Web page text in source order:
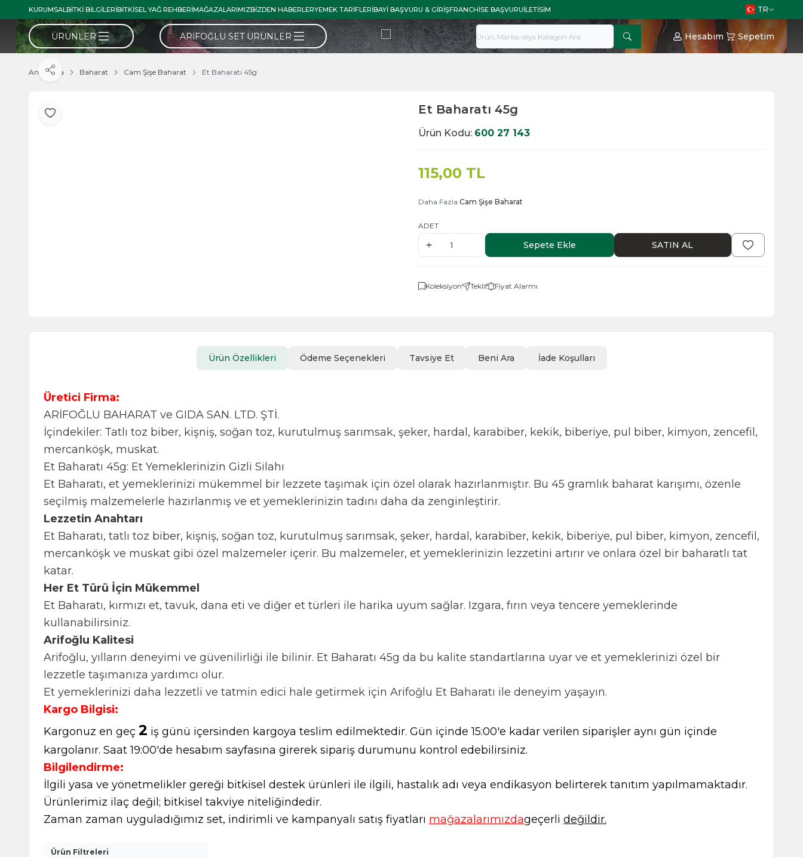
KURUMSALBITKI BILGILERIBITKISEL YAĞ REHBERIMAĞAZALARIMIZBIZDEN HABERLERYEMEK TARIFLERIBAYI BAŞVURU & GIRIŞFRANCHISE BAŞVURUİLETISIM TR
ÜRÜNLER ARIFOĞLU SET ÜRÜNLER Hesabım Sepetim
Ana Sayfa Baharat Cam Şişe Baharat Et Baharatı 45g
Favoriye Ekle
Paylaş
Et Baharatı 45g
Ürün Kodu: 600 27 143
115,00 TL
Daha Fazla Cam Şişe Baharat
ADET
Sepete Ekle SATIN AL
Koleksiyon Teklif Fiyat Alarmı
Ürün Özellikleri Ödeme Seçenekleri Tavsiye Et Beni Ara İade Koşulları
Üretici Firma:
ARİFOĞLU BAHARAT ve GIDA SAN. LTD. ŞTİ.
İçindekiler: Tatlı toz biber, kişniş, soğan toz, kurutulmuş sarımsak, şeker, hardal, karabiber, kekik, biberiye, pul biber, kimyon, zencefil,
mercanköşk, muskat.
Et Baharatı 45g: Et Yemeklerinizin Gizli Silahı
Et Baharatı, et yemeklerinizi mükemmel bir lezzete taşımak için özel olarak hazırlanmıştır. Bu 45 gramlık baharat karışımı, özenle
seçilmiş malzemelerle hazırlanmış ve et yemeklerinizin tadını daha da zenginleştirir.
Lezzetin Anahtarı
Et Baharatı, tatlı toz biber, kişniş, soğan toz, kurutulmuş sarımsak, şeker, hardal, karabiber, kekik, biberiye, pul biber, kimyon, zencefil,
mercanköşk ve muskat gibi özel malzemeler içerir. Bu malzemeler, et yemeklerinizin lezzetini artırır ve onlara özel bir baharatlı tat
katar.
Her Et Türü İçin Mükemmel
Et Baharatı, kırmızı et, tavuk, dana eti ve diğer et türleri ile harika uyum sağlar. Izgara, fırın veya tencere yemeklerinde
kullanabilirsiniz.
Arifoğlu Kalitesi
Arifoğlu, yılların deneyimi ve güvenilirliği ile bilinir. Et Baharatı 45g da bu kalite standartlarına uyar ve et yemeklerinizi özel bir
lezzetle taşımanıza yardımcı olur.
Et yemeklerinizi daha lezzetli ve tatmin edici hale getirmek için Arifoğlu Et Baharatı ile deneyim yaşayın.
Kargo Bilgisi:
Kargonuz en geç 2 iş günü içersinden kargoya teslim edilmektedir. Gün içinde 15:00'e kadar verilen siparişler aynı gün içinde
kargolanır. Saat 19:00'de hesabım sayfasına girerek sipariş durumunu kontrol edebilirsiniz.
Bilgilendirme:
İlgili yasa ve yönetmelikler gereği bitkisel destek ürünleri ile ilgili, hastalık adı veya endikasyon belirterek tanıtım yapılmamaktadır.
Ürünlerimiz ilaç değil; bitkisel takviye niteliğindedir.
Zaman zaman uyguladığımız set, indirimli ve kampanyalı satış fiyatları mağazalarımızdageçerli değildir.
Ürün Filtreleri